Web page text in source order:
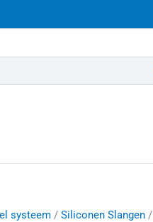
systeem/ Siliconen Slangen/
Prijsklasse: